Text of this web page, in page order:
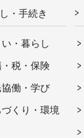
・手続き
・暮らし
・税・保険
協働・学び
づくり・環境